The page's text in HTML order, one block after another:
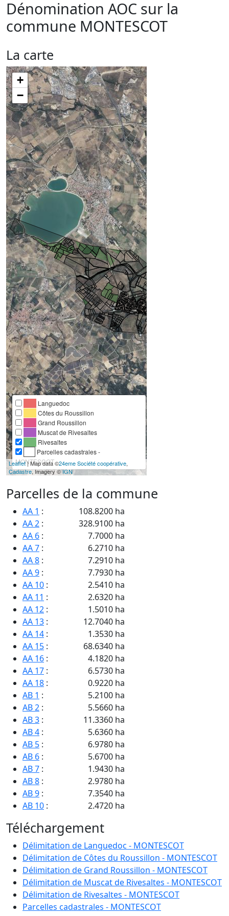
Dénomination AOC sur la
commune MONTESCOT
La carte
+
−
Languedoc
Côtes du Roussillon
Grand Roussillon
Muscat de Rivesaltes
Rivesaltes
Parcelles cadastrales -
MONTESCOT
Leaflet| Map data ©24eme Société coopérative,
Cadastre, Imagery ©IGN
Parcelles de la commune
AA 1 :
108.8200 ha
AA 2 :
328.9100 ha
AA 6 :
7.7000 ha
AA 7 :
6.2710 ha
AA 8 :
7.2910 ha
AA 9 :
7.7930 ha
AA 10 :
2.5410 ha
AA 11 :
2.6320 ha
AA 12 :
1.5010 ha
AA 13 :
12.7040 ha
AA 14 :
1.3530 ha
AA 15 :
68.6340 ha
AA 16 :
4.1820 ha
AA 17 :
6.5730 ha
AA 18 :
0.9220 ha
AB 1 :
5.2100 ha
AB 2 :
5.5660 ha
AB 3 :
11.3360 ha
AB 4 :
5.6360 ha
AB 5 :
6.9780 ha
AB 6 :
5.6700 ha
AB 7 :
1.9430 ha
AB 8 :
2.9780 ha
AB 9 :
7.3540 ha
AB 10 :
2.4720 ha
AB 12:
34.5600 ha
AB 13:
5.4380 ha
AB 15:
47.8530 ha
AB 18:
32.2630 ha
AB 19:
11.7490 ha
AB 20:
29.5510 ha
AB 21:
0.4130 ha
Téléchargement
Délimitation de Languedoc - MONTESCOT
Délimitation de Côtes du Roussillon - MONTESCOT
Délimitation de Grand Roussillon - MONTESCOT
Délimitation de Muscat de Rivesaltes - MONTESCOT
Délimitation de Rivesaltes - MONTESCOT
Parcelles cadastrales - MONTESCOT